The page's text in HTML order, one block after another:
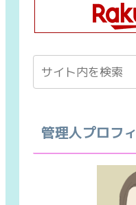
管理人プロフ